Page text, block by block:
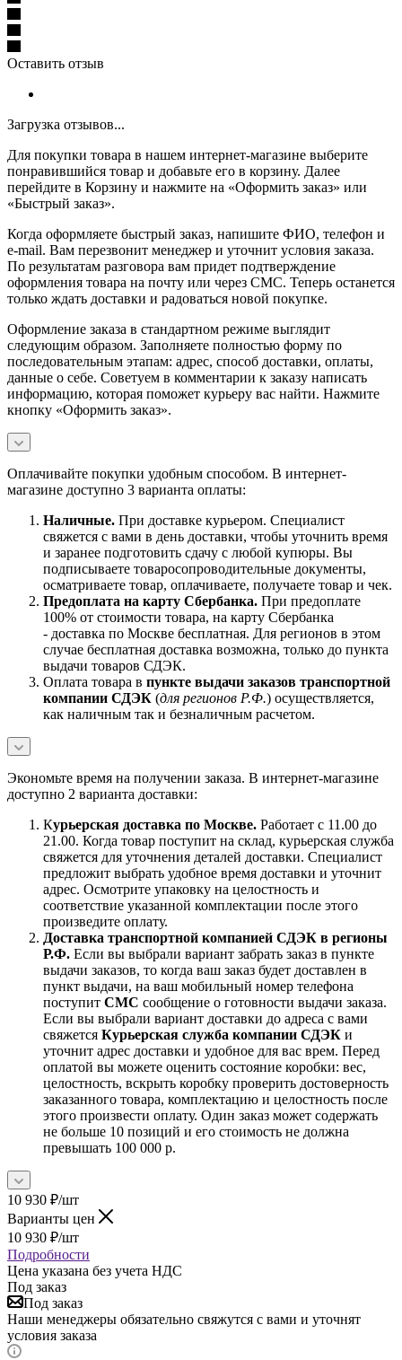
Оставить отзыв
Загрузка отзывов...
Для покупки товара в нашем интернет-магазине выберите
понравившийся товар и добавьте его в корзину. Далее
перейдите в Корзину и нажмите на «Оформить заказ» или
«Быстрый заказ».
Когда оформляете быстрый заказ, напишите ФИО, телефон и
e-mail. Вам перезвонит менеджер и уточнит условия заказа.
По результатам разговора вам придет подтверждение
оформления товара на почту или через СМС. Теперь останется
только ждать доставки и радоваться новой покупке.
Оформление заказа в стандартном режиме выглядит
следующим образом. Заполняете полностью форму по
последовательным этапам: адрес, способ доставки, оплаты,
данные о себе. Советуем в комментарии к заказу написать
информацию, которая поможет курьеру вас найти. Нажмите
кнопку «Оформить заказ».
Оплачивайте покупки удобным способом. В интернет-
магазине доступно 3 варианта оплаты:
Наличные. При доставке курьером. Специалист
свяжется с вами в день доставки, чтобы уточнить время
и заранее подготовить сдачу с любой купюры. Вы
подписываете товаросопроводительные документы,
осматриваете товар, оплачиваете, получаете товар и чек.
Предоплата на карту Сбербанка. При предоплате
100% от стоимости товара, на карту Сбербанка
- доставка по Москве бесплатная. Для регионов в этом
случае бесплатная доставка возможна, только до пункта
выдачи товаров СДЭК.
Оплата товара в пункте выдачи заказов транспортной
компании СДЭК (для регионов Р.Ф.) осуществляется,
как наличным так и безналичным расчетом.
Экономьте время на получении заказа. В интернет-магазине
доступно 2 варианта доставки:
Курьерская доставка по Москве. Работает с 11.00 до
21.00. Когда товар поступит на склад, курьерская служба
свяжется для уточнения деталей доставки. Специалист
предложит выбрать удобное время доставки и уточнит
адрес. Осмотрите упаковку на целостность и
соответствие указанной комплектации после этого
произведите оплату.
Доставка транспортной компанией СДЭК в регионы
Р.Ф. Если вы выбрали вариант забрать заказ в пункте
выдачи заказов, то когда ваш заказ будет доставлен в
пункт выдачи, на ваш мобильный номер телефона
поступит СМС сообщение о готовности выдачи заказа.
Если вы выбрали вариант доставки до адреса с вами
свяжется Курьерская служба компании СДЭК и
уточнит адрес доставки и удобное для вас врем. Перед
оплатой вы можете оценить состояние коробки: вес,
целостность, вскрыть коробку проверить достоверность
заказанного товара, комплектацию и целостность после
этого произвести оплату. Один заказ может содержать
не больше 10 позиций и его стоимость не должна
превышать 100 000 р.
10 930 ₽/шт
Варианты цен
10 930 ₽/шт
Подробности
Цена указана без учета НДС
Под заказ
Под заказ
Наши менеджеры обязательно свяжутся с вами и уточнят
условия заказа